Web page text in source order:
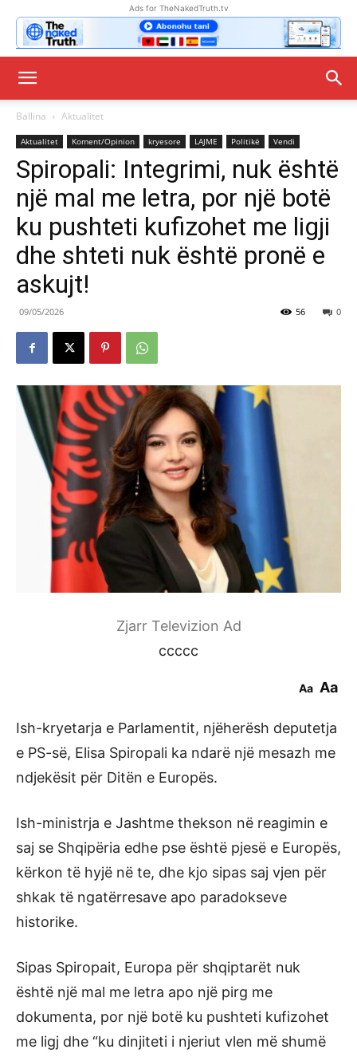
Ads for TheNakedTruth.tv
Ballina Aktualitet
Aktualitet Koment/Opinion kryesore LAJME Politikë Vendi
Spiropali: Integrimi, nuk është
një mal me letra, por një botë
ku pushteti kufizohet me ligji
dhe shteti nuk është pronë e
askujt!
09/05/2026 0
56
Zjarr Televizion Ad
ccccc
Aa Aa
Ish-kryetarja e Parlamentit, njëherësh deputetja
e PS-së, Elisa Spiropali ka ndarë një mesazh me
ndjekësit për Ditën e Europës.
Ish-ministrja e Jashtme thekson në reagimin e
saj se Shqipëria edhe pse është pjesë e Europës,
kërkon të hyjë në te, dhe kjo sipas saj vjen për
shkak të ngatërresave apo paradokseve
historike.
Sipas Spiropait, Europa për shqiptarët nuk
është një mal me letra apo një pirg me
dokumenta, por një botë ku pushteti kufizohet
me ligj dhe “ku dinjiteti i njeriut vlen më shumë